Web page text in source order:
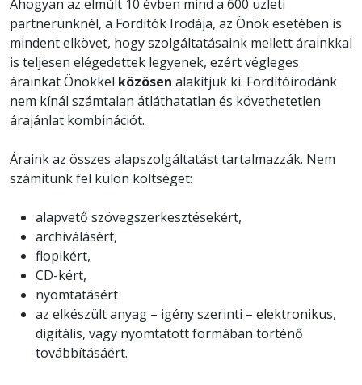
Ahogyan az elmúlt 10 évben mind a 600 üzleti
partnerünknél, a Fordítók Irodája, az Önök esetében is
mindent elkövet, hogy szolgáltatásaink mellett árainkkal
is teljesen elégedettek legyenek, ezért végleges
árainkat Önökkel közösen alakítjuk ki. Fordítóirodánk
nem kínál számtalan átláthatatlan és követhetetlen
árajánlat kombinációt.
Áraink az összes alapszolgáltatást tartalmazzák. Nem
számítunk fel külön költséget:
alapvető szövegszerkesztésekért,
archiválásért,
flopikért,
CD-kért,
nyomtatásért
az elkészült anyag – igény szerinti – elektronikus,
digitális, vagy nyomtatott formában történő
továbbításáért.